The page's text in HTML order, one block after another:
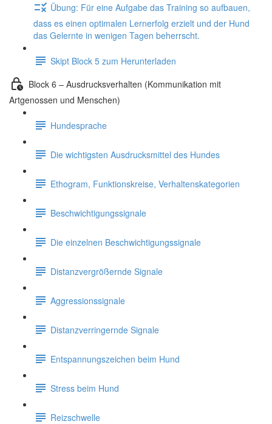
Übung: Für eine Aufgabe das Training so aufbauen,
dass es einen optimalen Lernerfolg erzielt und der Hund
das Gelernte in wenigen Tagen beherrscht.
Skipt Block 5 zum Herunterladen
Block 6 – Ausdrucksverhalten (Kommunikation mit
Artgenossen und Menschen)
Hundesprache
Die wichtigsten Ausdrucksmittel des Hundes
Ethogram, Funktionskreise, Verhaltenskategorien
Beschwichtigungssignale
Die einzelnen Beschwichtigungssignale
Distanzvergrößernde Signale
Aggressionssignale
Distanzverringernde Signale
Entspannungszeichen beim Hund
Stress beim Hund
Reizschwelle